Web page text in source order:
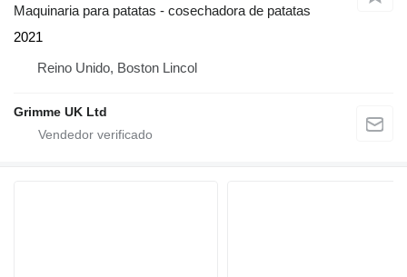
Maquinaria para patatas - cosechadora de patatas
2021
Reino Unido, Boston Lincol
Grimme UK Ltd